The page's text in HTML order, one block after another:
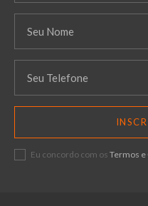
Eu concordo com os Termos e